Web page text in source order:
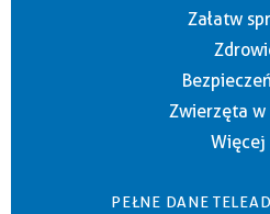
Załatw
Zwierzęta w
Więcej
PEŁNE DANE